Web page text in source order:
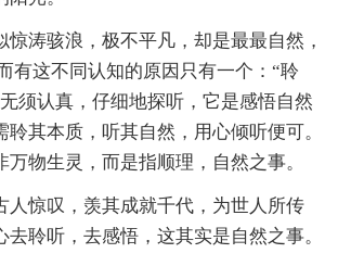
惊涛骇浪，极不平凡，却是最最自然，
有这不同认知的原因只有一个：“聆
须认真，仔细地探听，它是感悟自然
其本质，听其自然，用心倾听便可。
物生灵，而是指顺理，自然之事。
人惊叹，羡其成就千代，为世人所传
聆听，去感悟，这其实是自然之事。